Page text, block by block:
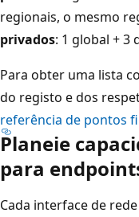
regionais, o mesmo
privados: 1 global + 3
Para obter uma lista
do registo e dos
referência de pontos
Planeie
para
Cada interface de